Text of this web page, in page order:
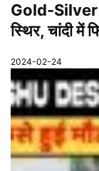
Gold-Silver
स्थिर, चांदी में
2024-02-24